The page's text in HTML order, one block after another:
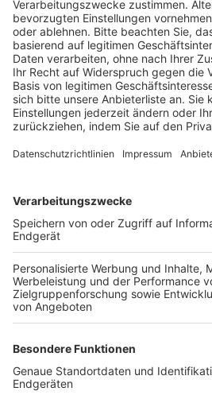
Schulungsangebot Vereinsmitarbeiter
BFV-Geschäftsstellen
Trainerbörse
Login SpielPlus
FOLGE DEM BFV
TOP-VEREINE
TOP-PARTNER